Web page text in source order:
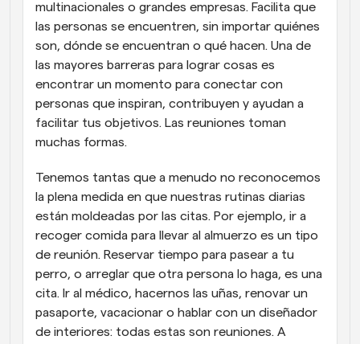
Enlaces de Grupo Dinámico
Reserva reuniones de forma fluida con varias personas
Webhooks
Recibe notificaciones cuando ocurra algo
multinacionales o grandes empresas. Facilita que
las personas se encuentren, sin importar quiénes
son, dónde se encuentran o qué hacen. Una de
las mayores barreras para lograr cosas es
encontrar un momento para conectar con
personas que inspiran, contribuyen y ayudan a
facilitar tus objetivos. Las reuniones toman
muchas formas.
Tenemos tantas que a menudo no reconocemos
la plena medida en que nuestras rutinas diarias
están moldeadas por las citas. Por ejemplo, ir a
recoger comida para llevar al almuerzo es un tipo
de reunión. Reservar tiempo para pasear a tu
perro, o arreglar que otra persona lo haga, es una
cita. Ir al médico, hacernos las uñas, renovar un
pasaporte, vacacionar o hablar con un diseñador
de interiores: todas estas son reuniones. A